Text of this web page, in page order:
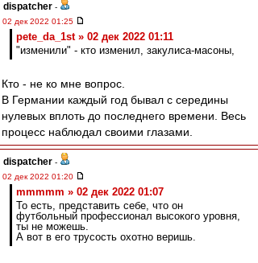
dispatcher -
02 дек 2022 01:25
pete_da_1st » 02 дек 2022 01:11
"изменили" - кто изменил, закулиса-масоны,
Кто - не ко мне вопрос.
В Германии каждый год бывал с середины
нулевых вплоть до последнего времени. Весь
процесс наблюдал своими глазами.
dispatcher -
02 дек 2022 01:20
mmmmm » 02 дек 2022 01:07
То есть, представить себе, что он
футбольный профессионал высокого уровня,
ты не можешь.
А вот в его трусость охотно веришь.